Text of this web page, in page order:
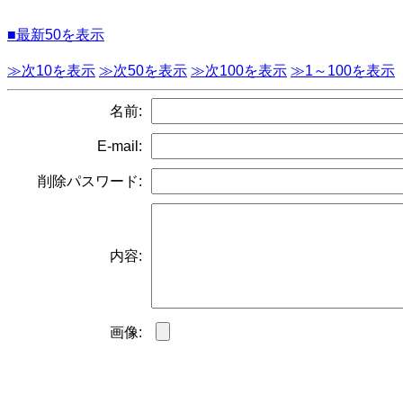
■最新50を表示
≫次10を表示 ≫次50を表示 ≫次100を表示 ≫1～100を表示
名前:
E-mail:
削除パスワード:
内容:
画像: